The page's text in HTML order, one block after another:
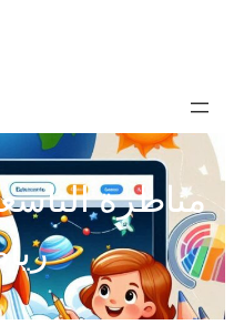
تخطى
إلى
المحتوى